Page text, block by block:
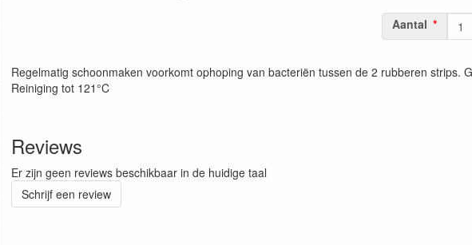
Aantal
Regelmatig schoonmaken voorkomt ophoping van bacteriën tussen de 2 rubberen strips.
Reiniging tot 121°C
Reviews
Er zijn geen reviews beschikbaar in de huidige taal
Schrijf een review